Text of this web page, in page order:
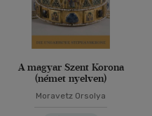
A magyar Szent Korona
(német nyelven)
Moravetz Orsolya